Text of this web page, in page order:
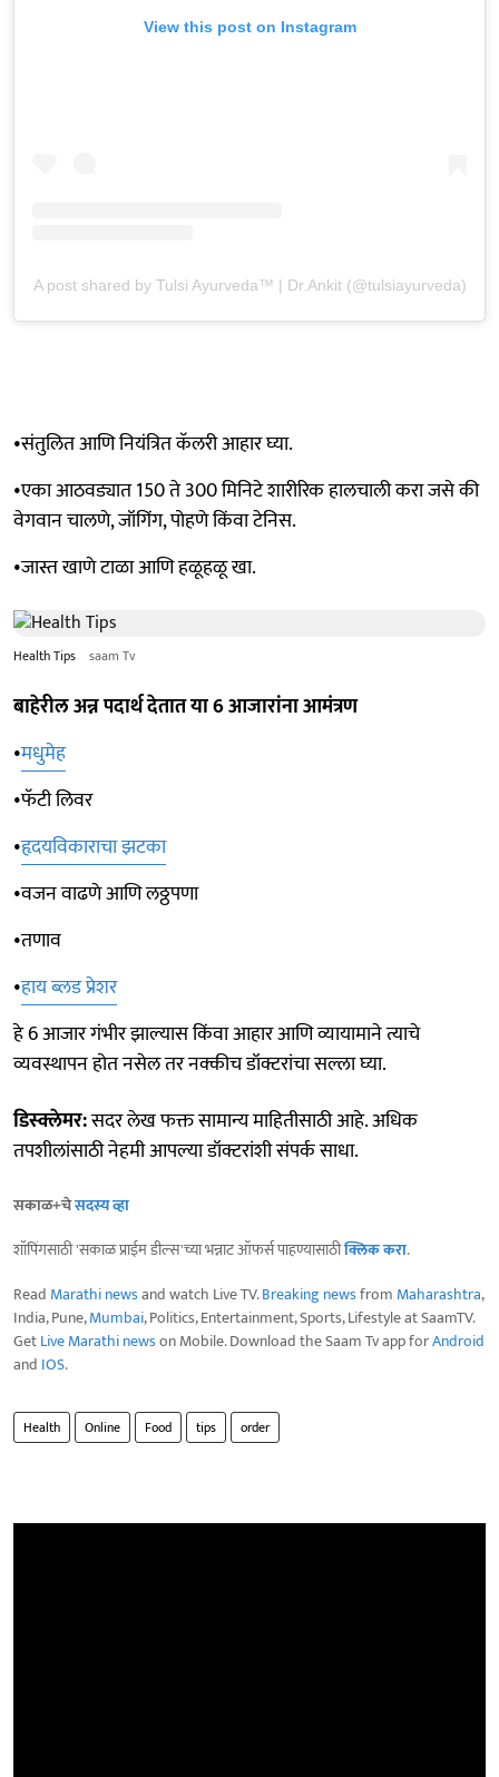
View this post on Instagram
A post shared by Tulsi Ayurveda™️ | Dr.Ankit (@tulsiayurveda)
•संतुलित आणि नियंत्रित कॅलरी आहार घ्या.
•एका आठवड्यात 150 ते 300 मिनिटे शारीरिक हालचाली करा जसे की
वेगवान चालणे, जॉगिंग, पोहणे किंवा टेनिस.
•जास्त खाणे टाळा आणि हळूहळू खा.
Health Tips saam Tv
बाहेरील अन्न पदार्थ देतात या 6 आजारांना आमंत्रण
•मधुमेह
•फॅटी लिवर
•हृदयविकाराचा झटका
•वजन वाढणे आणि लठ्ठपणा
•तणाव
•हाय ब्लड प्रेशर
हे 6 आजार गंभीर झाल्यास किंवा आहार आणि व्यायामाने त्याचे
व्यवस्थापन होत नसेल तर नक्कीच डॉक्टरांचा सल्ला घ्या.
डिस्क्लेमर:सदर लेख फक्त सामान्य माहितीसाठी आहे. अधिक
तपशीलांसाठी नेहमी आपल्या डॉक्टरांशी संपर्क साधा.
सकाळ+चेसदस्य व्हा
शॉपिंगसाठी 'सकाळ प्राईम डील्स'च्या भन्नाट ऑफर्स पाहण्यासाठीक्लिक करा.
Read Marathi newsand watch Live TV.Breaking newsfrom Maharashtra,
India, Pune,Mumbai, Politics, Entertainment, Sports, Lifestyle at SaamTV.
GetLive Marathi newson Mobile. Download the Saam Tv app forAndroid
and IOS.
Health Online Food tips order